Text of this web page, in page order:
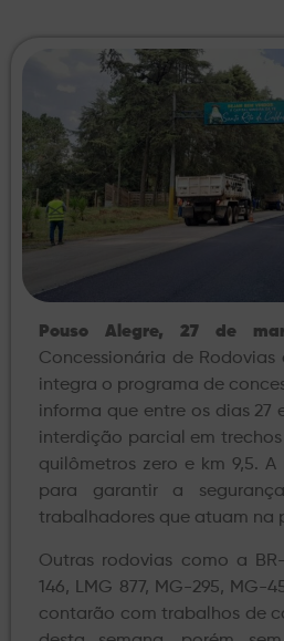
Pouso Alegre, 27 de
Concessionária de Rodovias
integra o programa de
informa que entre os dias 27
interdição parcial em
quilômetros zero e km 9,5.
para garantir a
trabalhadores que atuam na
Outras rodovias como a
146, LMG 877, MG-295, MG-
contarão com trabalhos de